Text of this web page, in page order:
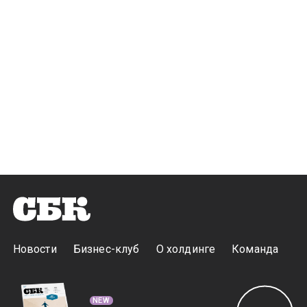
Новости Бизнес-клуб О холдинге Команда
NEW